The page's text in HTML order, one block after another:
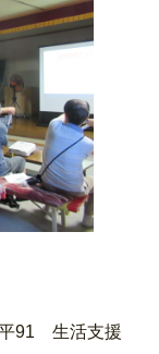
91 生活支援